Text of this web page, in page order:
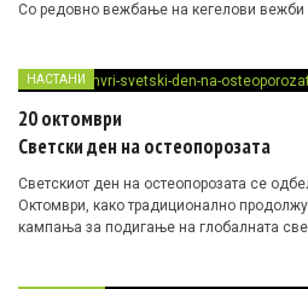
Со редовно вежбање на кегелови вежби
НАСТАНИ
20 октомври
Светски ден на остеопорозата
Светскиот ден на остеопорозата се
Октомври, како традиционално
кампања за подигање на глобалната